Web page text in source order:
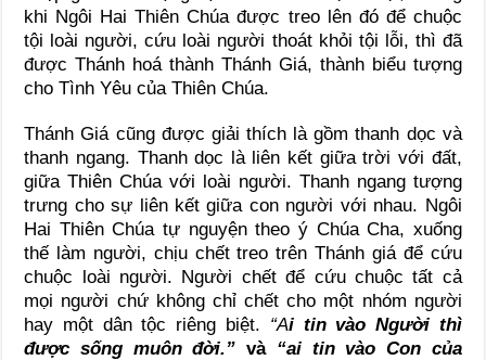
khi Ngôi Hai Thiên Chúa được treo lên đó để chuộc
tội loài người, cứu loài người thoát khỏi tội lỗi, thì đã
được Thánh hoá thành Thánh Giá, thành biểu tượng
cho Tình Yêu của Thiên Chúa.
Thánh Giá cũng được giải thích là gồm thanh dọc và
thanh ngang. Thanh dọc là liên kết giữa trời với đất,
giữa Thiên Chúa với loài người. Thanh ngang tượng
trưng cho sự liên kết giữa con người với nhau. Ngôi
Hai Thiên Chúa tự nguyện theo ý Chúa Cha, xuống
thế làm người, chịu chết treo trên Thánh giá để cứu
chuộc loài người. Người chết để cứu chuộc tất cả
mọi người chứ không chỉ chết cho một nhóm người
hay một dân tộc riêng biệt. “Ai tin vào Người thì
được sống muôn đời.” và “ai tin vào Con của